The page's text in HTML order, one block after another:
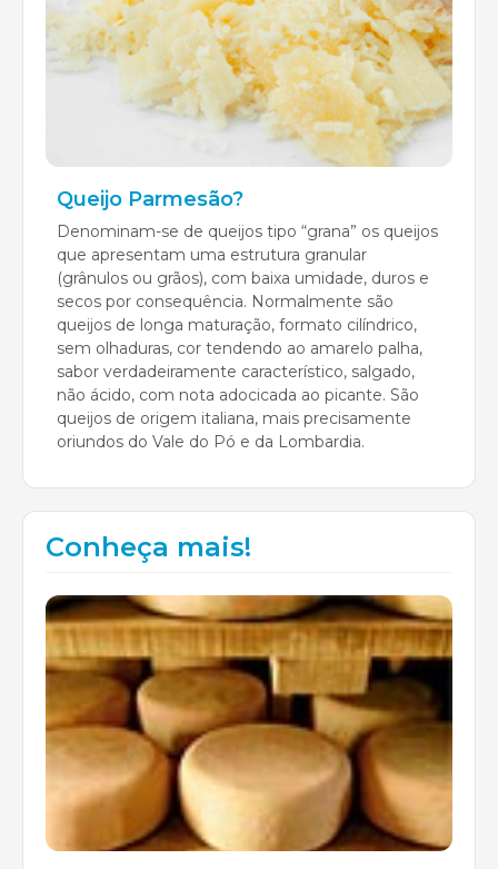
Queijo Parmesão?
Denominam-se de queijos tipo “grana” os queijos
que apresentam uma estrutura granular
(grânulos ou grãos), com baixa umidade, duros e
secos por consequência. Normalmente são
queijos de longa maturação, formato cilíndrico,
sem olhaduras, cor tendendo ao amarelo palha,
sabor verdadeiramente característico, salgado,
não ácido, com nota adocicada ao picante. São
queijos de origem italiana, mais precisamente
oriundos do Vale do Pó e da Lombardia.
Conheça mais!